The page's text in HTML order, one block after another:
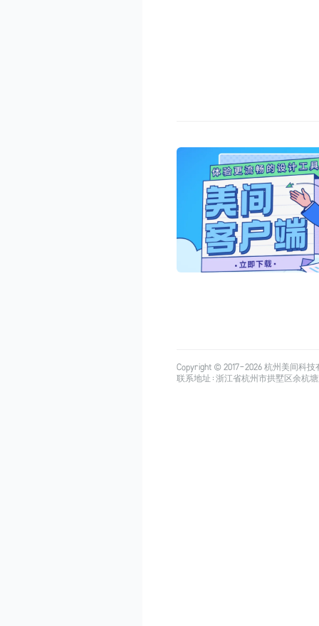
Copyright © 2017-2026杭州美间科技
联系地址：浙江省杭州市拱墅区余杭